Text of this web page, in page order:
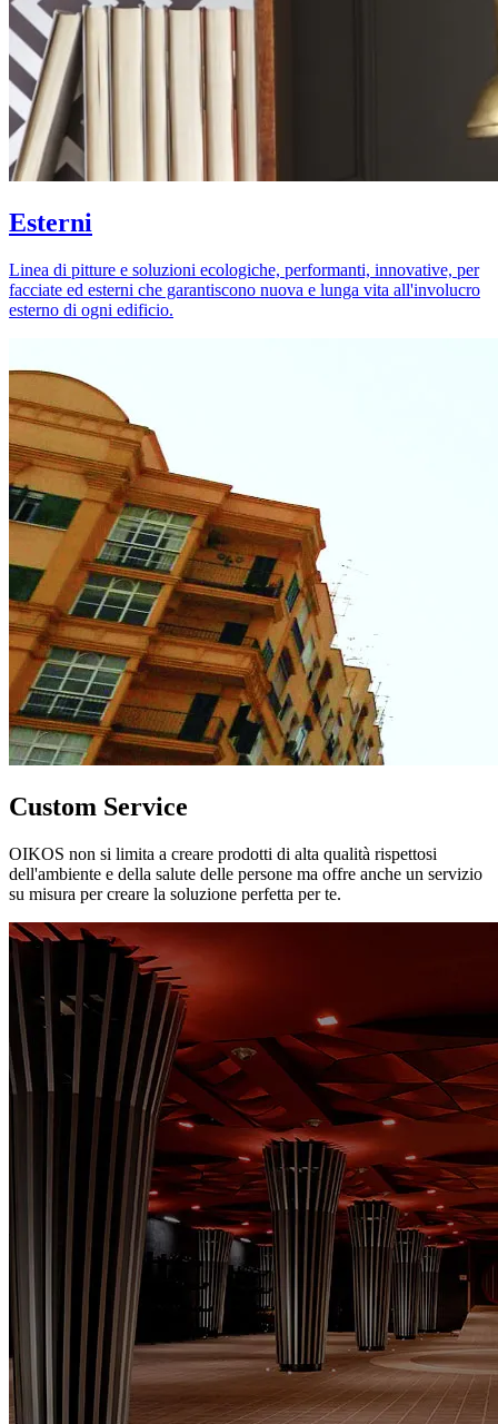
Esterni
Linea di pitture e soluzioni ecologiche, performanti, innovative, per
facciate ed esterni che garantiscono nuova e lunga vita all'involucro
esterno di ogni edificio.
Custom Service
OIKOS non si limita a creare prodotti di alta qualità rispettosi
dell'ambiente e della salute delle persone ma offre anche un servizio
su misura per creare la soluzione perfetta per te.